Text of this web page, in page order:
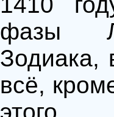
фазы
Зодиака,
всё,
этого